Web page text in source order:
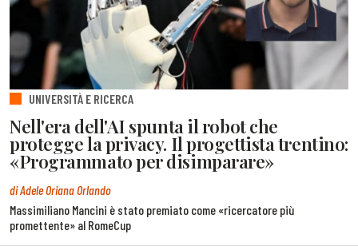
UNIVERSITÀ E RICERCA
Nell'era dell'AI spunta il robot che
protegge la privacy. Il progettista trentino:
«Programmato per disimparare»
di Adele Oriana Orlando
Massimiliano Mancini è stato premiato come «ricercatore più
promettente» al RomeCup